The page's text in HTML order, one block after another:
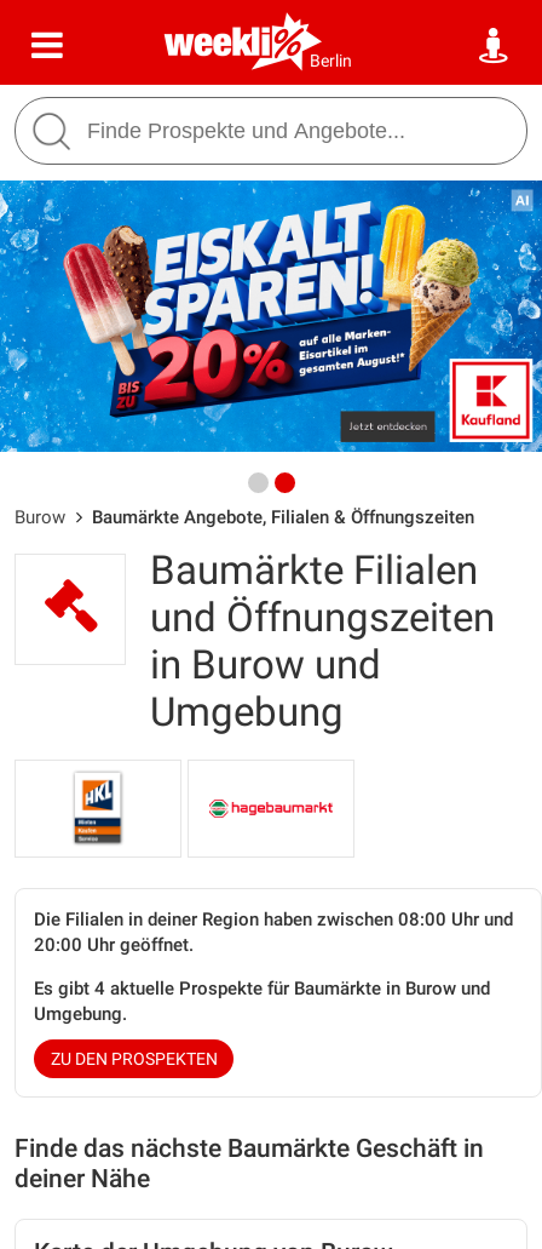
Berlin
Burow Baumärkte Angebote, Filialen & Öffnungszeiten
Baumärkte Filialen
und Öffnungszeiten
in Burow und
Umgebung
Die Filialen in deiner Region haben zwischen 08:00 Uhr und
20:00 Uhr geöffnet.
Es gibt 4 aktuelle Prospekte für Baumärkte in Burow und
Umgebung.
ZU DEN PROSPEKTEN
Finde das nächste Baumärkte Geschäft in
deiner Nähe